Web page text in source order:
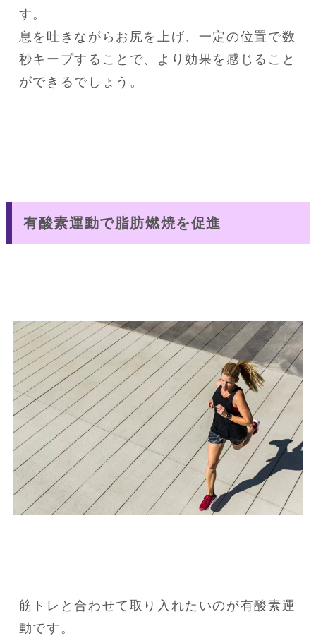
す。
息を吐きながらお尻を上げ、一定の位置で数
秒キープすることで、より効果を感じること
ができるでしょう。
有酸素運動で脂肪燃焼を促進
筋トレと合わせて取り入れたいのが有酸素運
動です。